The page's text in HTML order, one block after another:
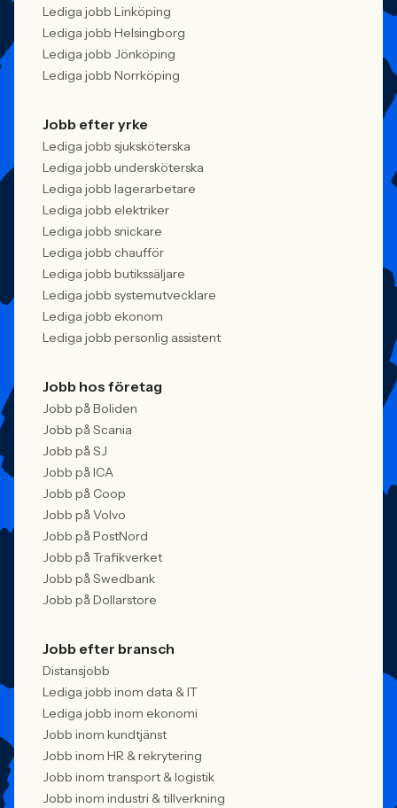
Lediga jobb Linköping
Lediga jobb Helsingborg
Lediga jobb Jönköping
Lediga jobb Norrköping
Jobb efter yrke
Lediga jobb sjuksköterska
Lediga jobb undersköterska
Lediga jobb lagerarbetare
Lediga jobb elektriker
Lediga jobb snickare
Lediga jobb chaufför
Lediga jobb butikssäljare
Lediga jobb systemutvecklare
Lediga jobb ekonom
Lediga jobb personlig assistent
Jobb hos företag
Jobb på Boliden
Jobb på Scania
Jobb på SJ
Jobb på ICA
Jobb på Coop
Jobb på Volvo
Jobb på PostNord
Jobb på Trafikverket
Jobb på Swedbank
Jobb på Dollarstore
Jobb efter bransch
Distansjobb
Lediga jobb inom data & IT
Lediga jobb inom ekonomi
Jobb inom kundtjänst
Jobb inom HR & rekrytering
Jobb inom transport & logistik
Jobb inom industri & tillverkning